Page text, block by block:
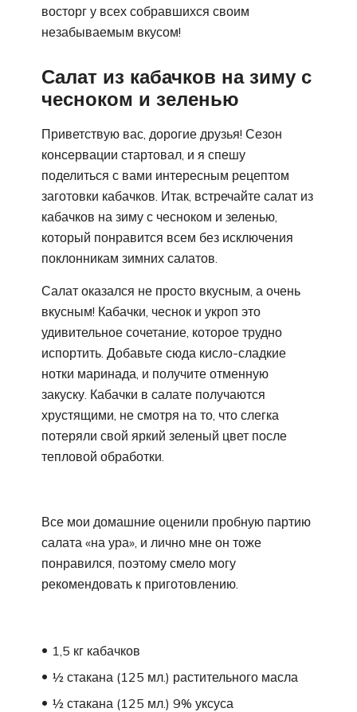
восторг у всех собравшихся своим
незабываемым вкусом!
Салат из кабачков на зиму с
чесноком и зеленью
Приветствую вас, дорогие друзья! Сезон
консервации стартовал, и я спешу
поделиться с вами интересным рецептом
заготовки кабачков. Итак, встречайте салат из
кабачков на зиму с чесноком и зеленью,
который понравится всем без исключения
поклонникам зимних салатов.
Салат оказался не просто вкусным, а очень
вкусным! Кабачки, чеснок и укроп это
удивительное сочетание, которое трудно
испортить. Добавьте сюда кисло-сладкие
нотки маринада, и получите отменную
закуску. Кабачки в салате получаются
хрустящими, не смотря на то, что слегка
потеряли свой яркий зеленый цвет после
тепловой обработки.
Все мои домашние оценили пробную партию
салата «на ура», и лично мне он тоже
понравился, поэтому смело могу
рекомендовать к приготовлению.
1,5 кг кабачков
½ стакана (125 мл.) растительного масла
½ стакана (125 мл.) 9% уксуса